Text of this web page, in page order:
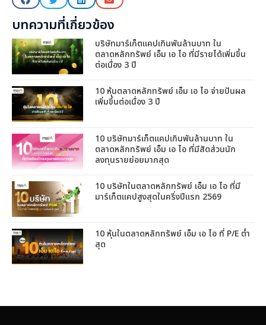
บทความที่เกี่ยวข้อง
บริษัทมาร์เก็ตแคปเกินพันล้านบาท ใน
ตลาดหลักทรัพย์ เอ็ม เอ ไอ ที่มีรายได้เพิ่มขึ้น
ต่อเนื่อง 3 ปี
10 หุ้นตลาดหลักทรัพย์ เอ็ม เอ ไอ จ่ายปันผล
เพิ่มขึ้นต่อเนื่อง 3 ปี
10 บริษัทมาร์เก็ตแคปเกินพันล้านบาท ใน
ตลาดหลักทรัพย์ เอ็ม เอ ไอ ที่มีสัดส่วนนัก
ลงทุนรายย่อยมากสุด
10 บริษัทในตลาดหลักทรัพย์ เอ็ม เอ ไอ ที่มี
มาร์เก็ตแคปสูงสุดในครึ่งปีแรก 2569
10 หุ้นในตลาดหลักทรัพย์ เอ็ม เอ ไอ ที่ P/E ต่ำ
สุด